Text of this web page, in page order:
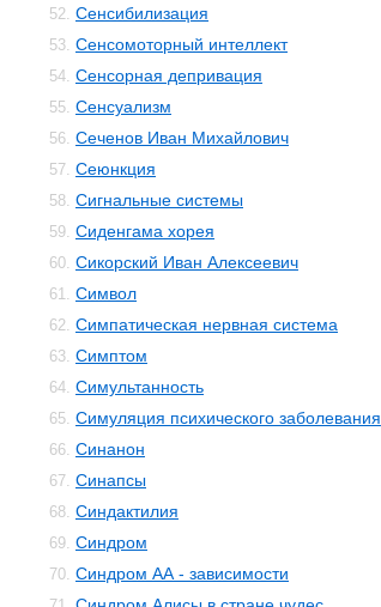
52. Сенсибилизация
53. Сенсомоторный интеллект
54. Сенсорная депривация
55. Сенсуализм
56. Сеченов Иван Михайлович
57. Сеюнкция
58. Сигнальные системы
59. Сиденгама хорея
60. Сикорский Иван Алексеевич
61. Символ
62. Симпатическая нервная система
63. Симптом
64. Симультанность
65. Симуляция психического заболевания
66. Синанон
67. Синапсы
68. Синдактилия
69. Синдром
70. Синдром АА - зависимости